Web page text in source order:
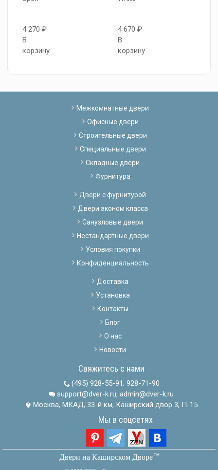
4 270 ₽
В
корзину
4 670 ₽
В
корзину
Межкомнатные двери
Офисные двери
Строительные двери
Специальные двери
Складные двери
Фурнитура
Двери с фурнитурой
Двери эконом класса
Санузловые двери
Нестандартные двери
Условия покупки
Конфиденциальность
Доставка
Установка
Контакты
Блог
О нас
Новости
Свяжитесь с нами
(495) 928-55-91; 928-71-90
support@dver-k.ru, admin@dver-k.ru
Москва, МКАД, 33-й км, Каширский двор 3, П-15
Мы в соцсетях
Двери на Каширском Дворетм